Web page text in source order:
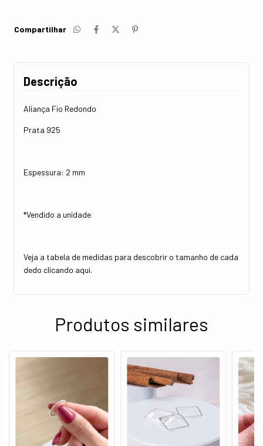
Compartilhar
Descrição
Aliança Fio Redondo
Prata 925
Espessura: 2 mm
*Vendido a unidade
Veja a tabela de medidas para descobrir o tamanho de cada
dedo clicando aqui.
Produtos similares